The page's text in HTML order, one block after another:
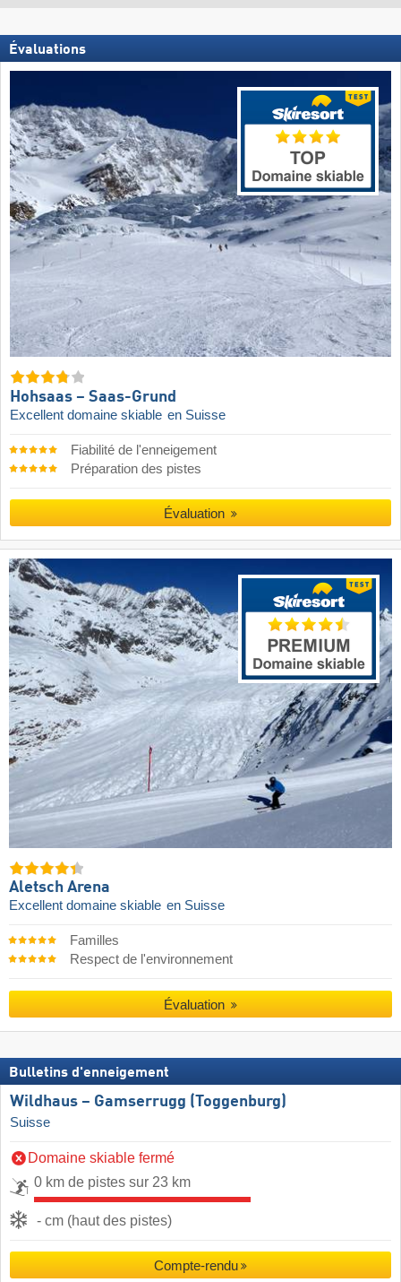
Évaluations
Hohsaas – Saas-Grund
Excellent domaine skiable en Suisse
Fiabilité de l'enneigement
Préparation des pistes
Évaluation
Aletsch Arena
Excellent domaine skiable en Suisse
Familles
Respect de l'environnement
Évaluation
Bulletins d'enneigement
Wildhaus – Gamserrugg (Toggenburg)
Suisse
Domaine skiable fermé
0 km de pistes sur 23 km
- cm (haut des pistes)
Compte-rendu